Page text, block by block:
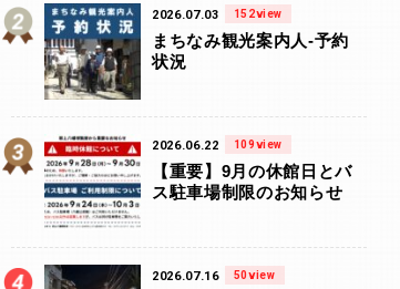
2026.07.03 152view
まちなみ観光案内人-予約
状況
2026.06.22 109view
【重要】9月の休館日とバ
ス駐車場制限のお知らせ
2026.07.16 50view